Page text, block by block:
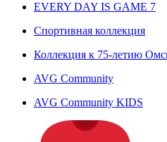
EVERY DAY IS GAME 7
Спортивная коллекция
Коллекция к 75-летию
AVG Community
AVG Community KIDS